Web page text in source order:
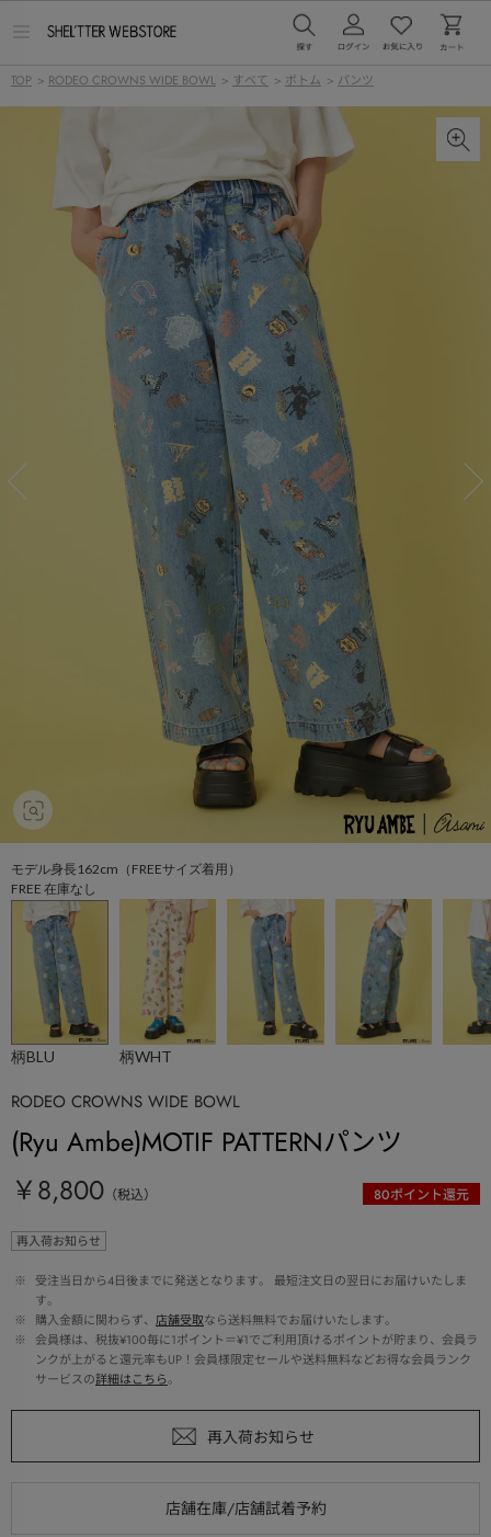
ー
を
TOP > RODEO CROWNS WIDE BOWL > すべて > ボトム > パンツ
モデル身長162cm（FREEサイズ着用）
FREE 在庫なし
柄BLU 柄WHT
RODEO CROWNS WIDE BOWL
(Ryu Ambe)MOTIF PATTERNパンツ
￥8,800 （税込） 80ポイント還元
再入荷お知らせ
※
受注当日から4日後までに発送となります。 最短注文日の翌日にお届けいたしま
す。
※
購入金額に関わらず、 店舗受取なら送料無料でお届けいたします。
※
会員様は、税抜¥100毎に1ポイント＝¥1でご利用頂けるポイントが貯まり、会員ラ
ンクが上がると還元率もUP！会員様限定セールや送料無料などお得な会員ランク
サービスの詳細はこちら。